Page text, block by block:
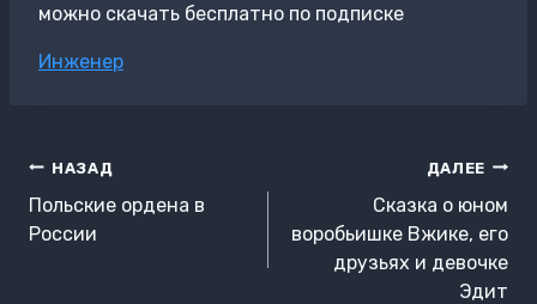
можно скачать бесплатно по подписке
Метки
Инженер
Навигация
по
записям
НАЗАД
Польские ордена в
России
ДАЛЕЕ
Сказка о юном
воробьишке Вжике, его
друзьях и девочке
Эдит